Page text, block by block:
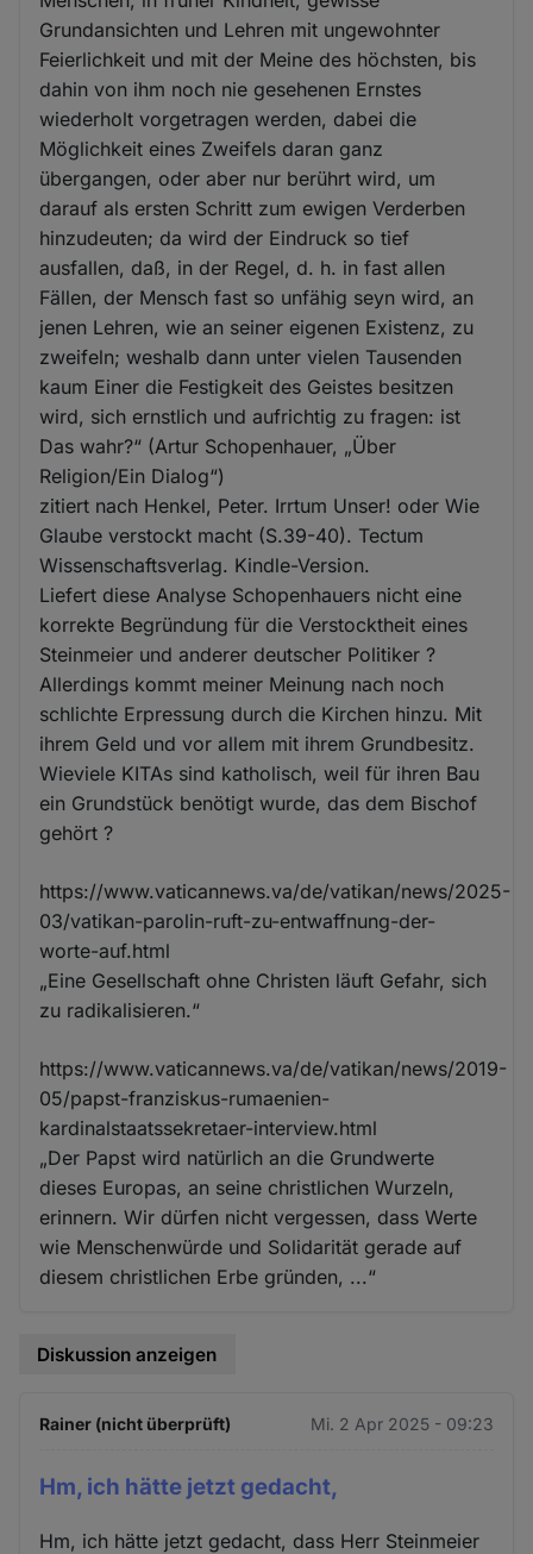
Grundansichten und Lehren mit ungewohnter
Feierlichkeit und mit der Meine des höchsten, bis
dahin von ihm noch nie gesehenen Ernstes
wiederholt vorgetragen werden, dabei die
Möglichkeit eines Zweifels daran ganz
übergangen, oder aber nur berührt wird, um
darauf als ersten Schritt zum ewigen Verderben
hinzudeuten; da wird der Eindruck so tief
ausfallen, daß, in der Regel, d. h. in fast allen
Fällen, der Mensch fast so unfähig seyn wird, an
jenen Lehren, wie an seiner eigenen Existenz, zu
zweifeln; weshalb dann unter vielen Tausenden
kaum Einer die Festigkeit des Geistes besitzen
wird, sich ernstlich und aufrichtig zu fragen: ist
Das wahr?“ (Artur Schopenhauer, „Über
Religion/Ein Dialog“)
zitiert nach Henkel, Peter. Irrtum Unser! oder Wie
Glaube verstockt macht (S.39-40). Tectum
Wissenschaftsverlag. Kindle-Version.
Liefert diese Analyse Schopenhauers nicht eine
korrekte Begründung für die Verstocktheit eines
Steinmeier und anderer deutscher Politiker ?
Allerdings kommt meiner Meinung nach noch
schlichte Erpressung durch die Kirchen hinzu. Mit
ihrem Geld und vor allem mit ihrem Grundbesitz.
Wieviele KITAs sind katholisch, weil für ihren Bau
ein Grundstück benötigt wurde, das dem Bischof
gehört ?
https://www.vaticannews.va/de/vatikan/news/2025-
03/vatikan-parolin-ruft-zu-entwaffnung-der-
worte-auf.html
„Eine Gesellschaft ohne Christen läuft Gefahr, sich
zu radikalisieren.“
https://www.vaticannews.va/de/vatikan/news/2019-
05/papst-franziskus-rumaenien-
kardinalstaatssekretaer-interview.html
„Der Papst wird natürlich an die Grundwerte
dieses Europas, an seine christlichen Wurzeln,
erinnern. Wir dürfen nicht vergessen, dass Werte
wie Menschenwürde und Solidarität gerade auf
diesem christlichen Erbe gründen, ...“
Diskussion anzeigen
Rainer (nicht überprüft) Mi. 2 Apr 2025 - 09:23
Hm, ich hätte jetzt gedacht,
Hm, ich hätte jetzt gedacht, dass Herr Steinmeier